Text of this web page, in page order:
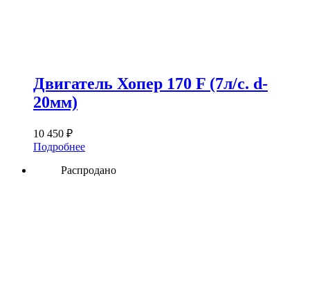
Двигатель Хопер 170 F (7л/с. d-
20мм)
10 450 ₽
Подробнее
Распродано